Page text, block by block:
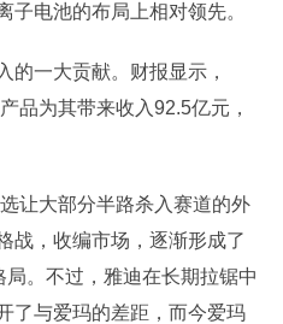
电池的布局上相对领先。
的一大贡献。财报显示，
品为其带来收入92.5亿元，
让大部分半路杀入赛道的外
战，收编市场，逐渐形成了
局。不过，雅迪在长期拉锯中
了与爱玛的差距，而今爱玛